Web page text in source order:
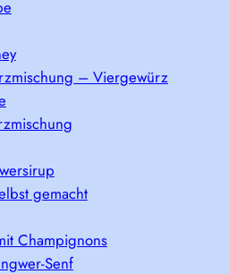
– Viergewürz
gemacht
Champignons
Senf